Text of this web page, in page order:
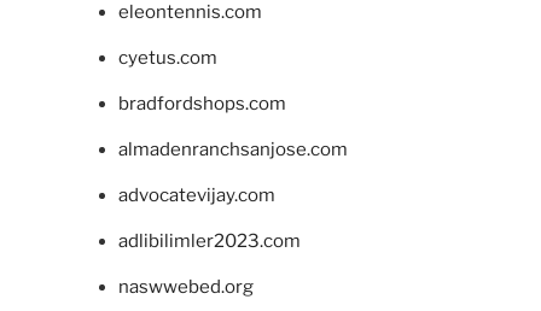
eleontennis.com
cyetus.com
bradfordshops.com
almadenranchsanjose.com
advocatevijay.com
adlibilimler2023.com
naswwebed.org